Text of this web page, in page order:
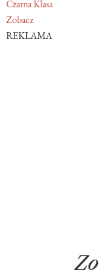
Czarna Klasa
Zobacz
REKLAMA